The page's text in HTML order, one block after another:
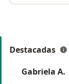
Destacadas
Gabriela A.